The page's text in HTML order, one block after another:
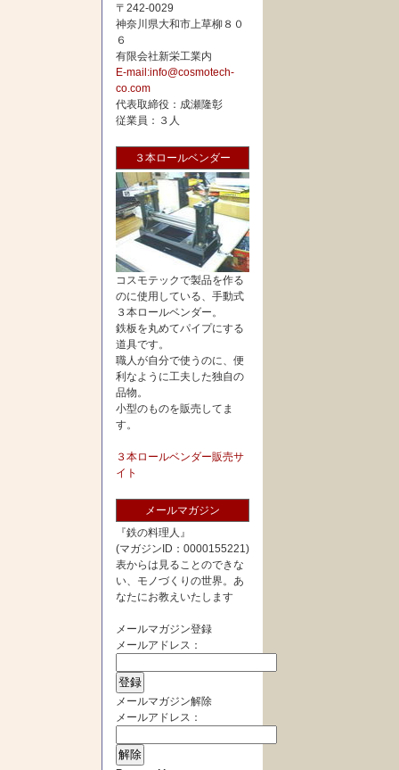
〒242-0029
神奈川県大和市上草柳８０
６
有限会社新栄工業内
E-mail:info@cosmotech-
co.com
代表取締役：成瀬隆彰
従業員：３人
３本ロールベンダー
コスモテックで製品を作る
のに使用している、手動式
３本ロールベンダー。
鉄板を丸めてパイプにする
道具です。
職人が自分で使うのに、便
利なように工夫した独自の
品物。
小型のものを販売してま
す。
３本ロールベンダー販売サ
イト
メールマガジン
『鉄の料理人』
(マガジンID：0000155221)
表からは見ることのできな
い、モノづくりの世界。あ
なたにお教えいたします
メールマガジン登録
メールアドレス：
メールマガジン解除
メールアドレス：